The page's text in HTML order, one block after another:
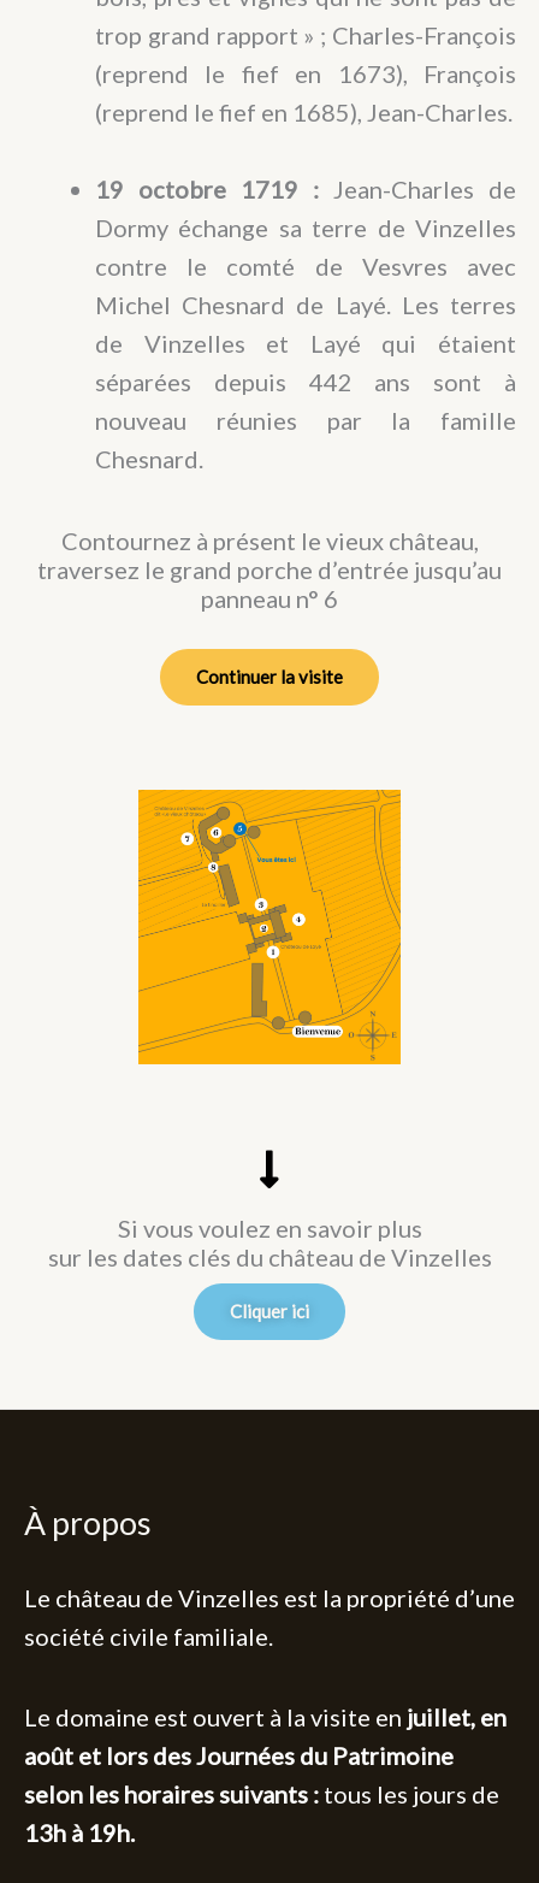
trop grand rapport » ; Charles-François
(reprend le fief en 1673), François
(reprend le fief en 1685), Jean-Charles.
19 octobre 1719 : Jean-Charles de
Dormy échange sa terre de Vinzelles
contre le comté de Vesvres avec
Michel Chesnard de Layé. Les terres
de Vinzelles et Layé qui étaient
séparées depuis 442 ans sont à
nouveau réunies par la famille
Chesnard.
Contournez à présent le vieux château,
traversez le grand porche d’entrée jusqu’au
panneau n° 6
Continuer la visite
Si vous voulez en savoir plus
sur les dates clés du château de Vinzelles
Cliquer ici
À propos
Le château de Vinzelles est la propriété d’une
société civile familiale.
Le domaine est ouvert à la visite en juillet, en
août et lors des Journées du Patrimoine
selon les horaires suivants : tous les jours de
13h à 19h.